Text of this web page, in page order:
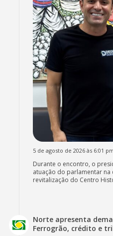
5 de agosto de 2026 às 6:01
Durante o encontro, o
atuação do parlamentar
revitalização do Centro
Norte apresenta
Ferrogrão, crédito e